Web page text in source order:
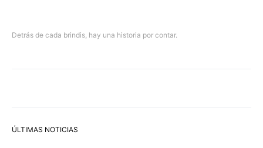
Detrás de cada brindis, hay una historia por contar.
ÚLTIMAS NOTICIAS